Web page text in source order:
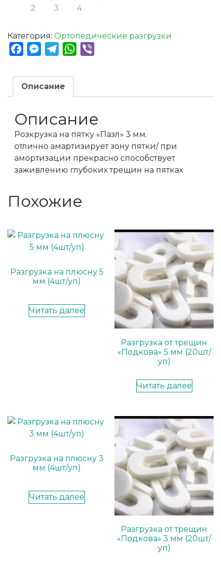
Категория: Ортопедические разгрузки
FacebookMessenger
TelegramWhatsApp
Описание
Описание
Розкрузка на пятку «Пазл» 3 мм.
отлично амартизирует зону пятки/ при
амортизации прекрасно способствует
заживлению глубоких трещин на пятках
Похожие
Разгрузка на плюсну 5
мм (4шт/уп)
Читать далее
Разгрузка от трещин
«Подкова» 5 мм (20шт/
уп)
Читать далее
Разгрузка на плюсну 3
мм (4шт/уп)
Читать далее
Разгрузка от трещин
«Подкова» 3 мм (20шт/
уп)